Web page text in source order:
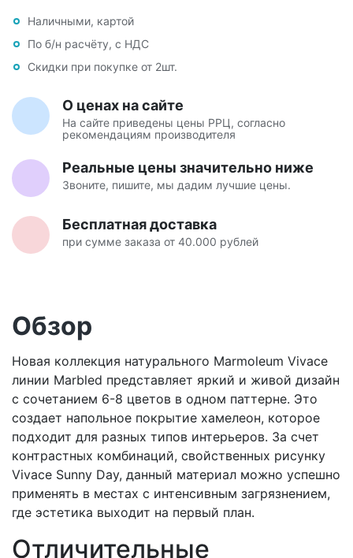
Наличными, картой
По б/н расчёту, с НДС
Скидки при покупке от 2шт.
О ценах на сайте
На сайте приведены цены РРЦ, согласно
рекомендациям производителя
Реальные цены значительно ниже
Звоните, пишите, мы дадим лучшие цены.
Бесплатная доставка
при сумме заказа от 40.000 рублей
Обзор
Новая коллекция натурального Marmoleum Vivace
линии Marbled представляет яркий и живой дизайн
с сочетанием 6-8 цветов в одном паттерне. Это
создает напольное покрытие хамелеон, которое
подходит для разных типов интерьеров. За счет
контрастных комбинаций, свойственных рисунку
Vivace Sunny Day, данный материал можно успешно
применять в местах с интенсивным загрязнением,
где эстетика выходит на первый план.
Отличительные